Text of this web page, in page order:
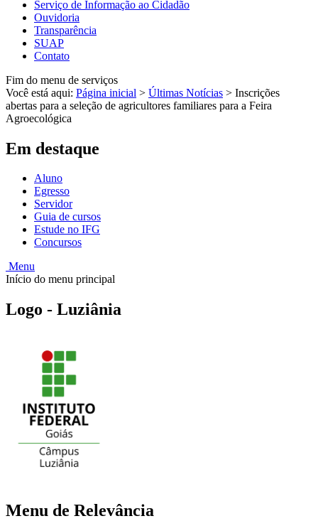
Serviço de Informação ao Cidadão
Ouvidoria
Transparência
SUAP
Contato
Fim do menu de serviços
Você está aqui: Página inicial > Últimas Notícias > Inscrições
abertas para a seleção de agricultores familiares para a Feira
Agroecológica
Em destaque
Aluno
Egresso
Servidor
Guia de cursos
Estude no IFG
Concursos
Menu
Início do menu principal
Logo - Luziânia
Menu de Relevância